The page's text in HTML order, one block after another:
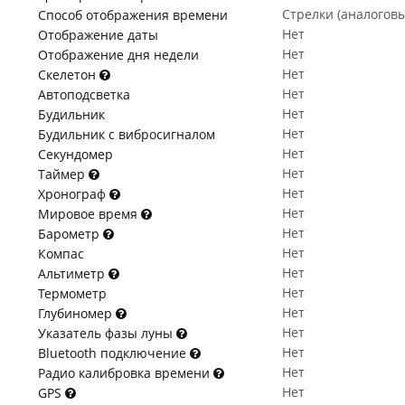
Способ отображения времени
Стрелки
Отображение даты
Нет
Отображение дня недели
Нет
Скелетон
Нет
Автоподсветка
Нет
Будильник
Нет
Будильник с вибросигналом
Нет
Секундомер
Нет
Таймер
Нет
Хронограф
Нет
Мировое время
Нет
Барометр
Нет
Компас
Нет
Альтиметр
Нет
Термометр
Нет
Глубиномер
Нет
Указатель фазы луны
Нет
Bluetooth подключение
Нет
Радио калибровка времени
Нет
GPS
Нет